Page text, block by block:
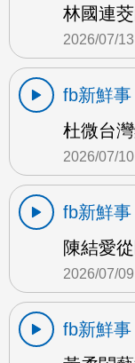
林國連
2026/07/13
fb新鮮事
杜微台
2026/07/10
fb新鮮事
陳結愛
2026/07/09
fb新鮮事